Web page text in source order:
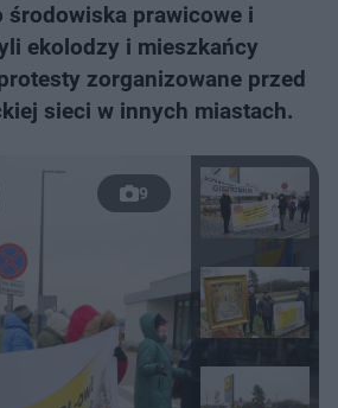
środowiska prawicowe i
ekolodzy i mieszkańcy
zorganizowane przed
sieci w innych miastach.
9